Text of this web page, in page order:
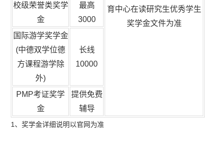
育中心在读研究生优秀学生
奖学金文件为准
校级荣誉类奖学
金
最高
3000
国际游学奖学金
(中德双学位德
方课程游学除
外)
长线
10000
PMP考证奖学
金
提供免费
辅导
1、奖学金详细说明以官网为准